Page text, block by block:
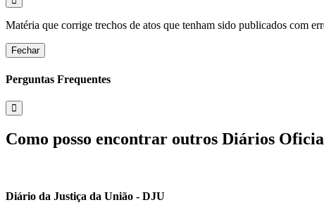
Matéria que corrige trechos de atos que tenham sido publicados com
Fechar
Perguntas Frequentes
Como posso encontrar outros Diários
Diário da Justiça da União - DJU